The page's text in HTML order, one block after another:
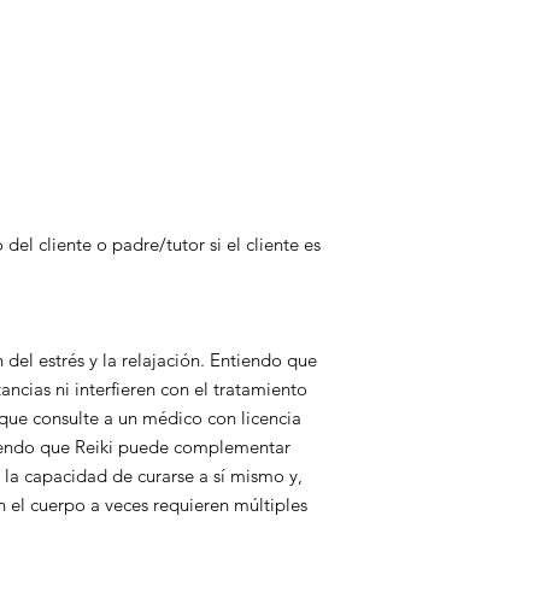
del cliente o padre/tutor si el cliente es
estrés y la relajación. Entiendo que
ni interfieren con el tratamiento
consulte a un médico con licencia
que Reiki puede complementar
capacidad de curarse a sí mismo y,
cuerpo a veces requieren múltiples